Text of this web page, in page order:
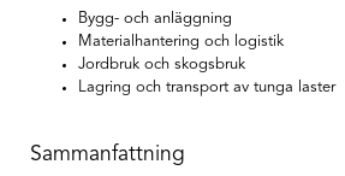
Bygg- och anläggning
Materialhantering och logistik
Jordbruk och skogsbruk
Lagring och transport av tunga laster
Sammanfattning